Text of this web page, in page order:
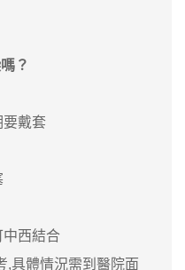
？
要戴套
西結合
,具體情況需到醫院面